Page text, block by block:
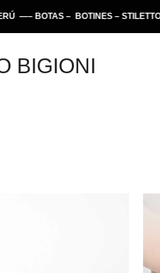
– BOTINES – STILETTOS –
BIGIONI